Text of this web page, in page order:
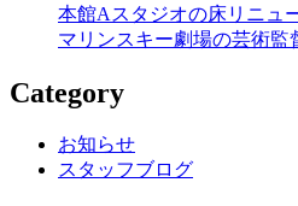
本館Aスタジオの床リニュ
マリンスキー劇場の芸術
Category
お知らせ
スタッフブログ